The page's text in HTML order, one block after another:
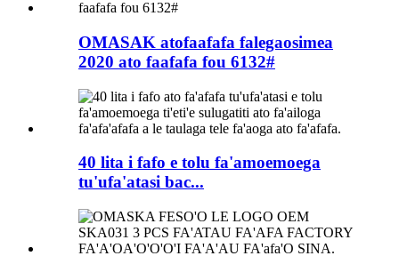
OMASAK atofaafafa falegaosimea
2020 ato faafafa fou 6132#
40 lita i fafo e tolu fa'amoemoega
tu'ufa'atasi bac...